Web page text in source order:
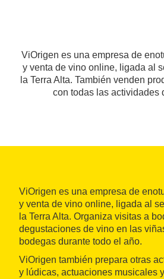
ViOrigen es una empresa de
y venta de vino online, ligada al
la Terra Alta. También venden
con todas las actividades
ViOrigen es una empresa de
y venta de vino online, ligada al
la Terra Alta. Organiza visitas a
degustaciones de vino en las
bodegas durante todo el año.
ViOrigen también prepara otras
y lúdicas, actuaciones musicales